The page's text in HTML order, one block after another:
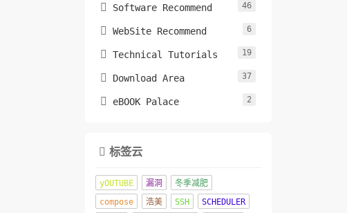
 Software Recommend 46
 WebSite Recommend 6
 Technical Tutorials 19
 Download Area 37
 eBOOK Palace 2
 标签云
yOUTUBE 漏洞
冬季减肥
compose
浩美 SSH SCHEDULER